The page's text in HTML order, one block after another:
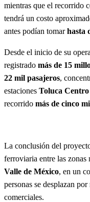
mientras que el recorrido
tendrá un costo
antes podían tomarhasta
Desde el inicio de su
registrado más de 15
22 mil pasajeros,
estaciones Toluca Centro
recorrido más de cinco
La conclusión del
ferroviaria entre las zonas
Valle de México, en un
personas se desplazan
comerciales.